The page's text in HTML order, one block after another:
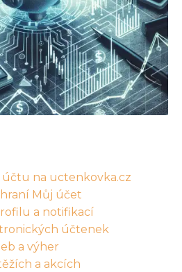
účtu na uctenkovka.cz
Můj účet
a notifikací
účtenek
a výher
a akcích